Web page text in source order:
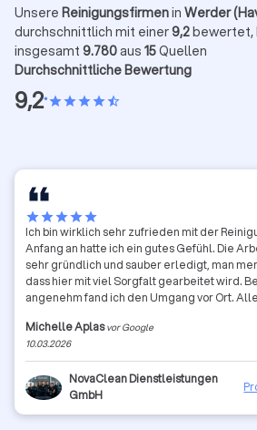
Unsere Reinigungsfirmenin Werder
durchschnittlich mit einer9,2bewertet,
insgesamt 9.780aus 15Quellen
Durchschnittliche Bewertung
9,2•starstarstarstarstar_half
starstarstarstarstar
Ich bin wirklich sehr zufrieden mit der
Anfang an hatte ich ein gutes Gefühl. Die
sehr gründlich und sauber erledigt, man
dass hier mit viel Sorgfalt gearbeitet wird.
angenehm fand ich den Umgang vor Ort.
Wünsche eingegangen. Man fühlt sich als
wirklich gut aufgehoben. Auch das Preis-
Verhältnis ist meiner Meinung nach wirklich
Qualität der Arbeit ist der Preis absolut fair.
Reinigung auf jeden Fall weiterempfehlen
den Service selbst gerne wieder nutzen.
Michelle Aplas vor Google
10.03.2026
NovaClean Dienstleistungen
GmbH